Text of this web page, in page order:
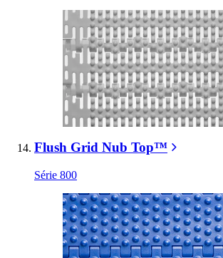
Flush Grid Nub Top™
Série 800